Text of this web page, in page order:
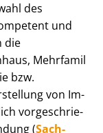
des
und
die
Mehr­fa­mi­l
bzw.
von Im­
vor­ge­schrie­
(Sach­